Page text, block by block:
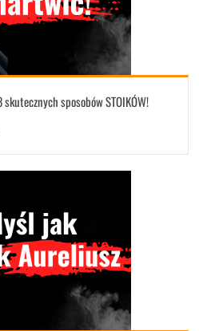
sposobów STOIKÓW!